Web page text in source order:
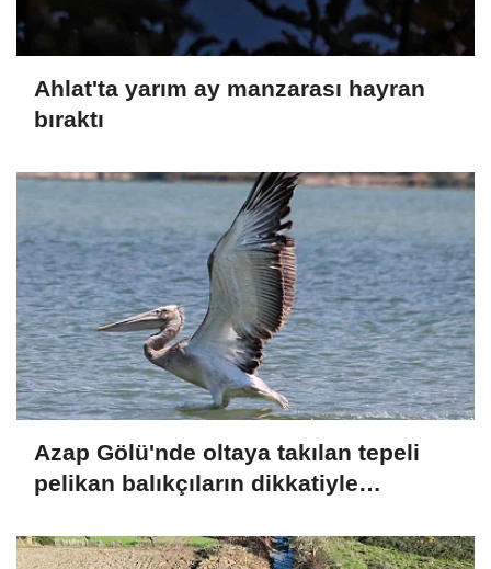
Ahlat'ta yarım ay manzarası hayran
bıraktı
Azap Gölü'nde oltaya takılan tepeli
pelikan balıkçıların dikkatiyle